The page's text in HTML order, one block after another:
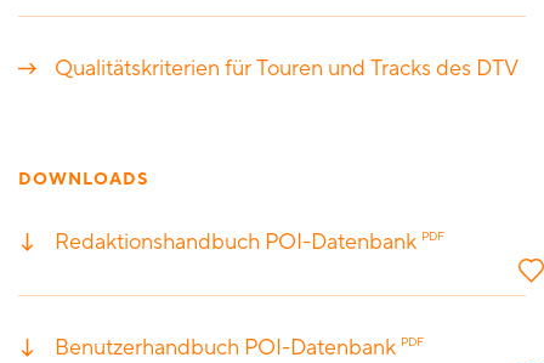
Qualitätskriterien für Touren und Tracks des DTV
DOWNLOADS
Redaktionshandbuch POI-Datenbank PDF
Benutzerhandbuch POI-Datenbank PDF